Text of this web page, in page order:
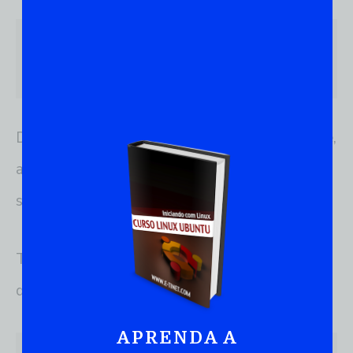
Depois disso o seu computador será reiniciado e,
automaticamente, o redirecionará para o
sistema Linux instalado, o que é um bom sinal.
Tudo o que resta a se fazer é abrir o terminal e
digitar os comandos a seguir:
APRENDA A